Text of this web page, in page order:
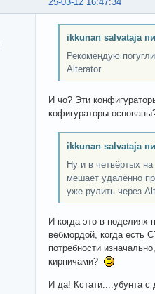
ikkunan salvataja
Рекомендую
Alterator.
И чо? Эти
кофигураторы
ikkunan salvataja
Ну и в четвёртых
мешает удалённо
уже рулить через
И когда это в
вебмордой, когда
потребности
кирпичами?
И да! Кстати....убунта